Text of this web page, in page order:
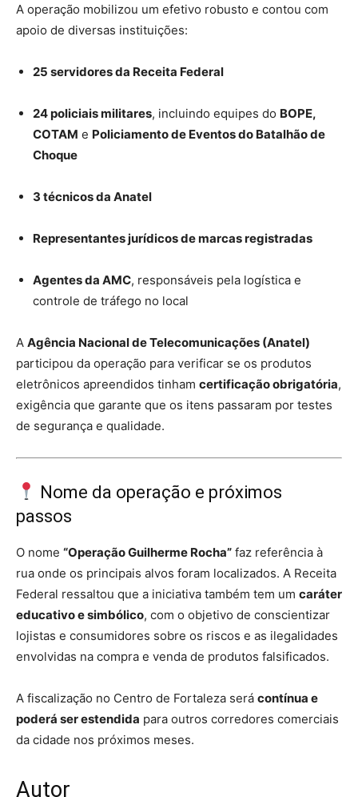
A operação mobilizou um efetivo robusto e contou com
apoio de diversas instituições:
25 servidores da Receita Federal
24 policiais militares, incluindo equipes do BOPE,
COTAM e Policiamento de Eventos do Batalhão de
Choque
3 técnicos da Anatel
Representantes jurídicos de marcas registradas
Agentes da AMC, responsáveis pela logística e
controle de tráfego no local
A Agência Nacional de Telecomunicações (Anatel)
participou da operação para verificar se os produtos
eletrônicos apreendidos tinham certificação obrigatória,
exigência que garante que os itens passaram por testes
de segurança e qualidade.
Nome da operação e próximos
passos
O nome “Operação Guilherme Rocha” faz referência à
rua onde os principais alvos foram localizados. A Receita
Federal ressaltou que a iniciativa também tem um caráter
educativo e simbólico, com o objetivo de conscientizar
lojistas e consumidores sobre os riscos e as ilegalidades
envolvidas na compra e venda de produtos falsificados.
A fiscalização no Centro de Fortaleza será contínua e
poderá ser estendida para outros corredores comerciais
da cidade nos próximos meses.
Autor